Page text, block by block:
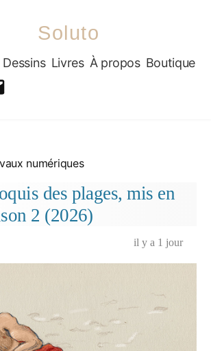
Soluto
Dessins Livres À propos Boutique
numériques
des plages, mis en
2 (2026)
il y a 1 jour